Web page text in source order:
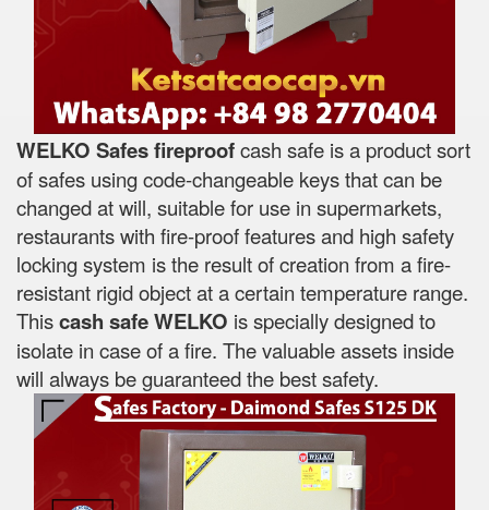
WELKO Safes fireproofcash safe is a product sort
of safes using code-changeable keys that can be
changed at will, suitable for use in supermarkets,
restaurants with fire-proof features and high safety
locking system is the result of creation from a fire-
resistant rigid object at a certain temperature range.
Thiscash safe WELKO is specially designed to
isolate in case of a fire. The valuable assets inside
will always be guaranteed the best safety.